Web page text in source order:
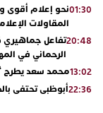
01:30نحو إعلام أقوى
المقاولات
20:48تفاعل جماهيري
الرحماني في
13:02محمد سعد يطرح
22:36أبوظبي تحتفي